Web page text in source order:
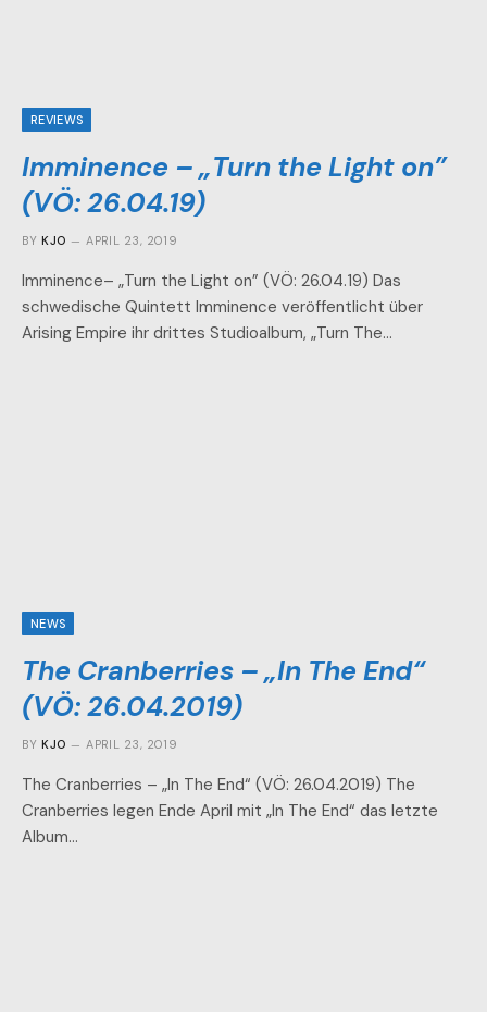
REVIEWS
Imminence – „Turn the Light on”
(VÖ: 26.04.19)
BY KJO APRIL 23, 2019
Imminence– „Turn the Light on” (VÖ: 26.04.19) Das
schwedische Quintett Imminence veröffentlicht über
Arising Empire ihr drittes Studioalbum, „Turn The…
NEWS
The Cranberries – „In The End“
(VÖ: 26.04.2019)
BY KJO APRIL 23, 2019
The Cranberries – „In The End“ (VÖ: 26.04.2019) The
Cranberries legen Ende April mit „In The End“ das letzte
Album…